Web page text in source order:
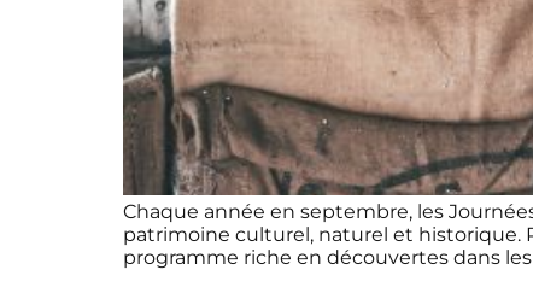
Chaque année en septembre, les
patrimoine culturel, naturel et historique.
programme riche en découvertes dans